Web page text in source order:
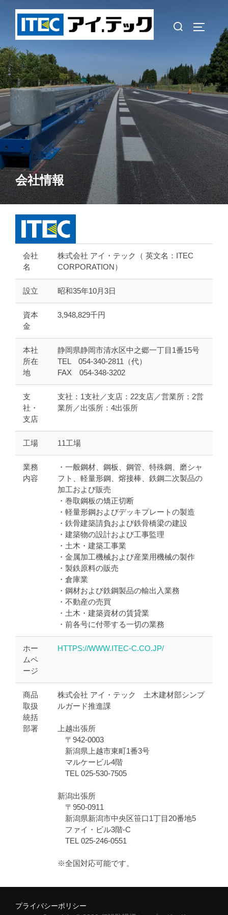
ン
ツ
へ
ス
ッ
プ
検
象:
サイド
会社情報
会社
名
株式会社 アイ・テック（ 英文名：ITEC
CORPORATION）
設立 昭和35年10月3日
資本
金
3,948,829千円
本社
所在
地
静岡県静岡市清水区中之郷一丁目1番15号
TEL 054-340-2811（代）
FAX 054-348-3202
支
社・
支店
支社：1支社／支店：22支店／営業所：2営
業所／出張所：4出張所
工場 11工場
業務
内容
・一般鋼材、鋼板、鋼管、特殊鋼、磨シャ
フト、軽量形鋼、熔接棒、鉄鋼二次製品の
加工および販売
・巻取鋼板の矯正切断
・軽量形鋼およびデッキプレートの製造
・鉄骨建築請負および鉄骨橋梁の建設
・建築物の設計および工事監理
・土木・建築工事業
・金属加工機械および産業用機械の製作
・製鉄原料の販売
・倉庫業
・鋼材および鉄鋼製品の輸出入業務
・不動産の売買
・土木・建築資材の賃貸業
・前各号に付帯する一切の業務
ホー
ムペ
ージ
HTTPS://WWW.ITEC-C.CO.JP/
商品
取扱
統括
部署
株式会社 アイ・テック 土木建材部シンプ
ルガード推進課
上越出張所
〒942-0003
新潟県上越市東町1番3号
マルケービル4階
TEL 025-530-7505
新潟出張所
〒950-0911
新潟県新潟市中央区笹口1丁目20番地5
ファイ・ビル3階-C
TEL 025-246-0551
※全国対応可能です。
プライバシーポリシー